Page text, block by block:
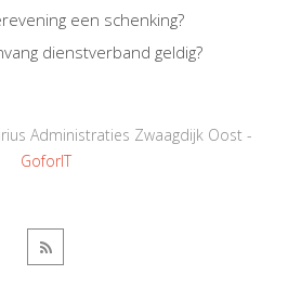
een schenking?
dienstverband geldig?
Administraties Zwaagdijk Oost -
GoforIT